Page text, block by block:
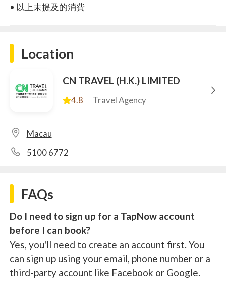
• 以上未提及的消費
Location
CN TRAVEL (H.K.) LIMITED
4.8 Travel Agency
Macau
5100 6772
FAQs
Do I need to sign up for a TapNow account
before I can book?
Yes, you'll need to create an account first. You
can sign up using your email, phone number or a
third-party account like Facebook or Google.